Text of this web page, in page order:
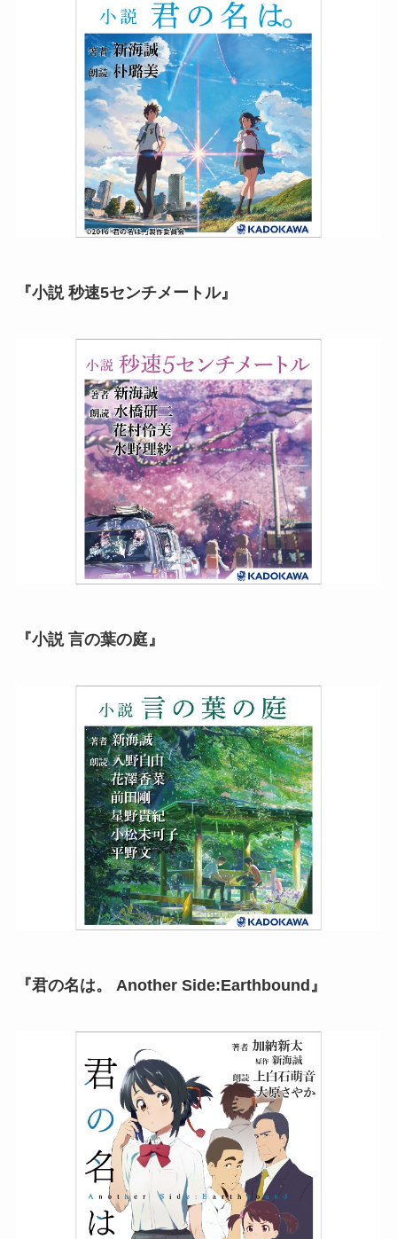
『小説 秒速5センチメートル』
『小説 言の葉の庭』
『君の名は。 Another Side:Earthbound』